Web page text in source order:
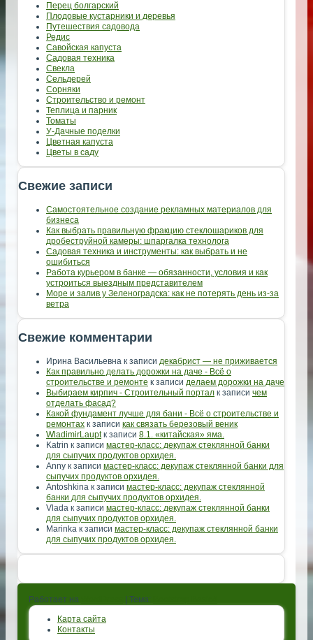
Перец болгарский
Плодовые кустарники и деревья
Путешествия садовода
Редис
Савойская капуста
Садовая техника
Свекла
Сельдерей
Сорняки
Строительство и ремонт
Теплица и парник
Томаты
У-Дачные поделки
Цветная капуста
Цветы в саду
Свежие записи
Самостоятельное создание рекламных материалов для
бизнеса
Как выбрать правильную фракцию стеклошариков для
дробеструйной камеры: шпаргалка технолога
Садовая техника и инструменты: как выбрать и не
ошибиться
Работа курьером в банке — обязанности, условия и как
устроиться выездным представителем
Море и залив у Зеленоградска: как не потерять день из-за
ветра
Свежие комментарии
Ирина Васильевна к записи декабрист — не приживается
Как правильно делать дорожки на даче - Всё о
строительстве и ремонте к записи делаем дорожки на даче
Выбираем кирпич - Строительный портал к записи чем
отделать фасад?
Какой фундамент лучше для бани - Всё о строительстве и
ремонтах к записи как связать березовый веник
WladimirLauptк записи 8.1. «китайская» яма.
Katrin к записи мастер-класс: декупаж стеклянной банки
для сыпучих продуктов орхидея.
Anny к записи мастер-класс: декупаж стеклянной банки для
сыпучих продуктов орхидея.
Antoshkina к записи мастер-класс: декупаж стеклянной
банки для сыпучих продуктов орхидея.
Vlada к записи мастер-класс: декупаж стеклянной банки
для сыпучих продуктов орхидея.
Marinka к записи мастер-класс: декупаж стеклянной банки
для сыпучих продуктов орхидея.
Работает на | Тема:
Карта сайта
Контакты